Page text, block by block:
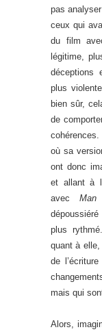
pas
ceux qui
du film
légitime,
déceptions
plus
bien sûr,
de
où sa
ont donc
et allant à
avec
plus
quant à elle,
de
mais qui
Alors,